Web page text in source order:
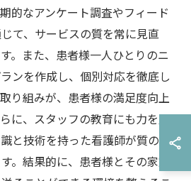
的なアンケート調査やフィード
て、サービスの質を常に見直
。また、患者様一人ひとりのニ
ンを作成し、個別対応を徹底し
り組みが、患者様の満足度向上
に、スタッフの教育にも力を入
と技術を持った看護師が質の高
。結果的に、患者様とその家族